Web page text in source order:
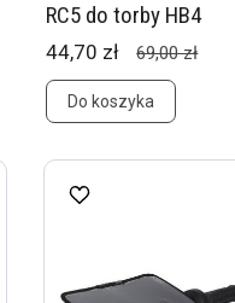
RC5 do torby HB4
44,70 zł 69,00 zł
Do koszyka